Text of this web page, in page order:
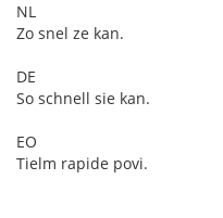
NL
Zo snel ze kan.
DE
So schnell sie kan.
EO
Tielm rapide povi.